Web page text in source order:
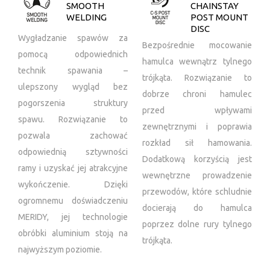
SMOOTH
WELDING
Wygładzanie spawów za
pomocą odpowiednich
technik spawania –
ulepszony wygląd bez
pogorszenia struktury
spawu. Rozwiązanie to
pozwala zachować
odpowiednią sztywności
ramy i uzyskać jej atrakcyjne
wykończenie. Dzięki
ogromnemu doświadczeniu
MERIDY, jej technologie
obróbki aluminium stoją na
najwyższym poziomie.
CHAINSTAY
POST MOUNT
DISC
Bezpośrednie mocowanie
hamulca wewnątrz tylnego
trójkąta. Rozwiązanie to
dobrze chroni hamulec
przed wpływami
zewnętrznymi i poprawia
rozkład sił hamowania.
Dodatkową korzyścią jest
wewnętrzne prowadzenie
przewodów, które schludnie
docierają do hamulca
poprzez dolne rury tylnego
trójkąta.